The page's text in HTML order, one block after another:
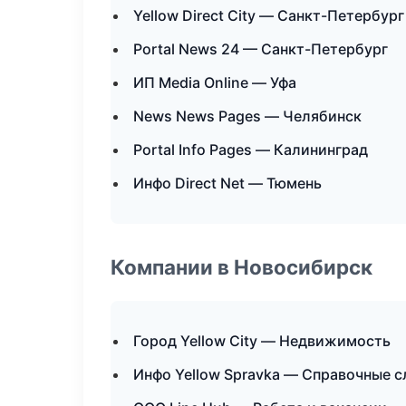
Yellow Direct City — Санкт-Петербург
Portal News 24 — Санкт-Петербург
ИП Media Online — Уфа
News News Pages — Челябинск
Portal Info Pages — Калининград
Инфо Direct Net — Тюмень
Компании в Новосибирск
Город Yellow City — Недвижимость
Инфо Yellow Spravka — Справочные